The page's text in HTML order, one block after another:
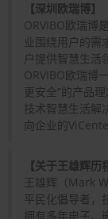
【深圳欧瑞博】
ORVIBO欧瑞博
业围绕用户的需
户提供智慧生活
ORVIBO欧瑞博
更安全”的产品
技术智慧生活解
向企业的
【关于王雄辉历
王雄辉（Mark
平民化倡导者，
拥有多年电子、